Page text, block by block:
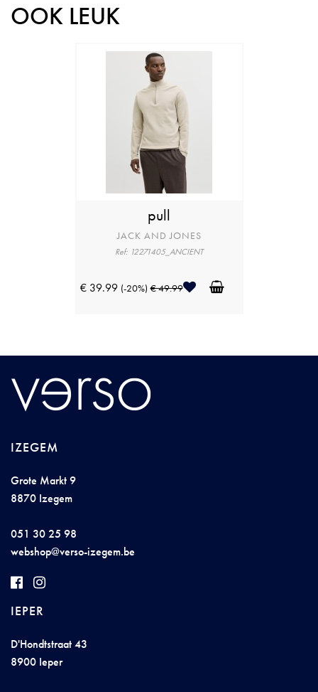
OOK LEUK
pull
JACK AND JONES
Ref: 12271405_ANCIENT
€ 39.99 (-20%) € 49.99
IZEGEM
Grote Markt 9
8870 Izegem
051 30 25 98
webshop@verso-izegem.be
IEPER
D'Hondtstraat 43
8900 Ieper